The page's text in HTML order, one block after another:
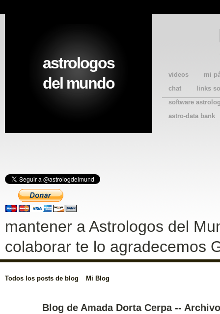
videos
mi
chat
links
software
astro-data bank
astrologos
del mundo
mantener a Astrologos del
colaborar te lo agradecemos
Todos los posts de blog Mi Blog
Blog de Amada Dorta Cerpa --